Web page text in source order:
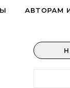
АВТОРАМ